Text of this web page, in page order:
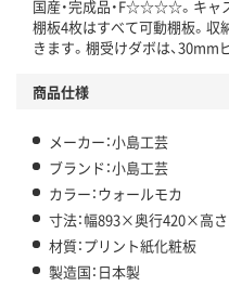
国産・完成品・F☆☆☆☆。キャ
棚板4枚はすべて可動棚板。
きます。棚受けダボは、30mm
商品仕様
メーカー：小島工芸
ブランド：小島工芸
カラー：ウォールモカ
寸法：幅893×奥行420×高
材質：プリント紙化粧板
製造国：日本製